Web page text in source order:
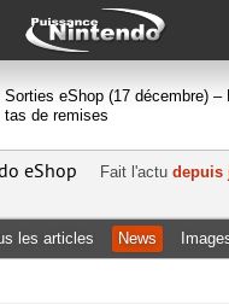
Sorties eShop (17 décembre) –
tas de remises
eShop Fait l'actu depuis
les articles News